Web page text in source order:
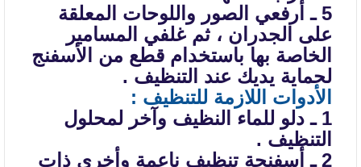
5 ـ أرفعي الصور واللوحات المعلقة
على الجدران ، ثم غلفي المسامير
الخاصة بها باستخدام قطع من الأسفنج
لحماية يديك عند التنظيف .
الأدوات اللازمة للتنظيف :
1 ـ دلو للماء النظيف وآخر لمحلول
التنظيف .
2 ـ أسفنجة تنظيف ناعمة وأخرى ذات